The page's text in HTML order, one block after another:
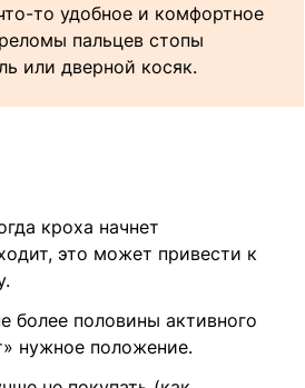
то удобное и комфортное
пальцев стопы
или дверной косяк.
кроха начнет
это может привести к
более половины активного
нужное положение.